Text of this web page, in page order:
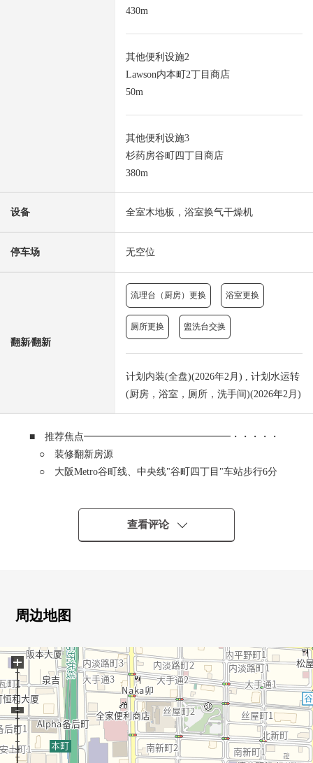
430m
其他便利设施2
Lawson内本町2丁目商店
50m
其他便利设施3
杉药房谷町四丁目商店
380m
设备 全室木地板，浴室换气干燥机
停车场 无空位
翻新⁄翻新
流理台（厨房）更换 浴室更换
厕所更换 盥洗台交换
计划内装(全盘)(2026年2月) , 计划水运转
(厨房，浴室，厕所，洗手间)(2026年2月)
■ 推荐焦点━━━━━━━━━━━━━━━・・・・・
○ 装修翻新房源
○ 大阪Metro谷町线、中央线"谷町四丁目"车站步行6分
大阪Metro堺筋线"堺筋本町"车站步行9分钟
○ 实际使用面积：42.63平米的1LDK
○ 因为没有走廊所以在最大限度可以灵活使用居住空间
■ 翻新内容(2026年2
月)━━━━━━━━━━━━━━━・・・・・
○ 厨房新制
○ 整体卫浴新制
○ 盥洗台新制
○ 厕所新制
○ 门新制
查看评论
周边地图
+